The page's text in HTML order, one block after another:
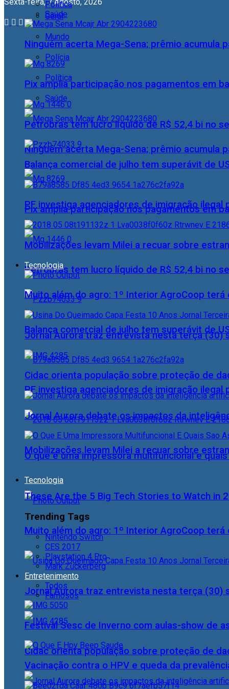
Geral
Mundo
Polícia
Política
Saúde
Ninguém acerta Mega-Sena; prêmio acumula
Pix amplia participação nos pagamentos em
Petrobras tem lucro líquido de R$ 52,4 bi no
Balança comercial de julho tem superávit de
PF investiga agenciadores de imigração ilegal
Mobilizações levam Milei a recuar sobre
Tecnologia
Muito além do agro: 1º Interior AgroCoop
Jornal Aurora traz entrevista nesta terça (30)
Cidac orienta população sobre proteção de
Política
Saúde
Ninguém acerta Mega-Sena; prêmio acumula
Pix amplia participação nos pagamentos em
Petrobras tem lucro líquido de R$ 52,4 bi no
Balança comercial de julho tem superávit de
PF investiga agenciadores de imigração ilegal
Mobilizações levam Milei a recuar sobre
Tecnologia
Muito além do agro: 1º Interior AgroCoop
Jornal Aurora traz entrevista nesta terça (30)
Cidac orienta população sobre proteção de
Jornal Aurora debate os impactos da
O que é uma impressora multifuncional e
These Are the 5 Big Tech Stories to Watch in
Trending Tags
Nintendo Switch
CES 2017
Playstation 4 Pro
Mark Zuckerberg
Entretenimento
Todos
Famosos
Festival Sesc de Inverno com aulas-show de
Vacinação contra o HPV e queda da